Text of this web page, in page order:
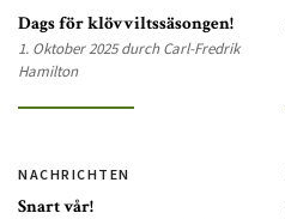
Dags för klövviltssäsongen!
1. Oktober 2025 durch Carl-Fredrik
Hamilton
NACHRICHTEN
Snart vår!